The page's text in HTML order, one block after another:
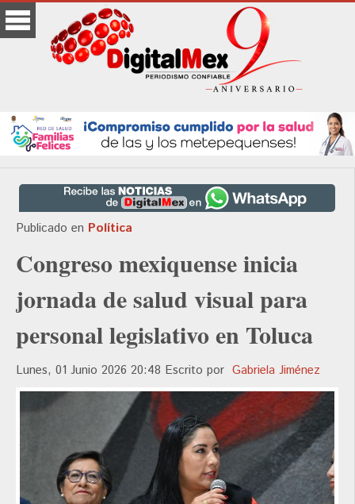
Publicado en Política
Congreso mexiquense inicia
jornada de salud visual para
personal legislativo en Toluca
Lunes, 01 Junio 2026 20:48 Escrito por Gabriela Jiménez